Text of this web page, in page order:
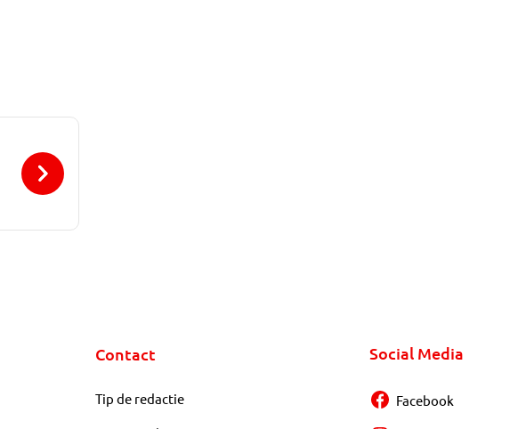
Contact
Tip de redactie
Social Media
Facebook